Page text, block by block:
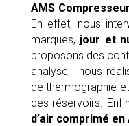
AMS
En effet, nous
marques, jour et
proposons des
analyse, nous
de thermographie
des réservoirs.
d’air comprimé